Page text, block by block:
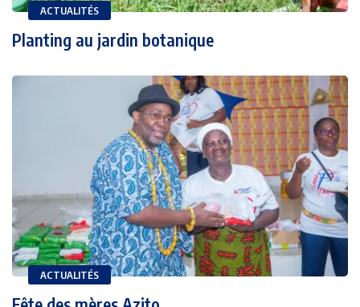
ACTUALITÉS
Planting au jardin botanique
ACTUALITÉS